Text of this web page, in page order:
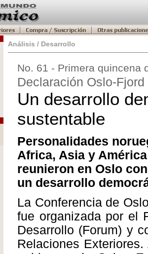
Análisis / Desarrollo
No. 61 - Primera quincena
Declaración Oslo-Fjord
Un desarrollo
sustentable
Personalidades
Africa, Asia y
reunieron en Oslo
un desarrollo
La Conferencia de
fue organizada por el
Desarrollo (Forum) y
Relaciones